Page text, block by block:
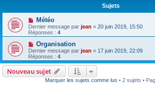
Sujets
Météo
Dernier message par jean « 20 juin 2019, 15:50
Réponses : 4
Organisation
Dernier message par jean « 17 juin 2019, 22:09
Réponses : 4
Nouveau sujet
Marquer les sujets comme lus • 2 sujets •